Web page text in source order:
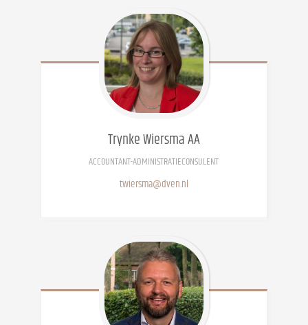
TrynkeWiersma AA
ACCOUNTANT-ADMINISTRATIECONSULENT
twiersma@dven.nl